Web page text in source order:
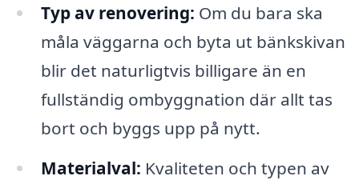
Typ av renovering: Om du bara ska
måla väggarna och byta ut bänkskivan
blir det naturligtvis billigare än en
fullständig ombyggnation där allt tas
bort och byggs upp på nytt.
Materialval: Kvaliteten och typen av